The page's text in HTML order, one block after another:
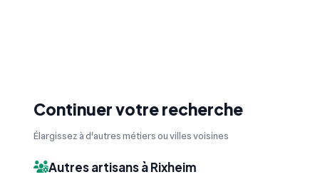
Continuer votre recherche
Élargissez à d'autres métiers ou villes voisines
Autres artisans à Rixheim